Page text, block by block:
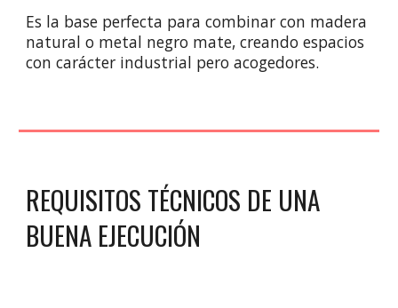
Es la base perfecta para combinar con madera
natural o metal negro mate, creando espacios
con carácter industrial pero acogedores.
REQUISITOS TÉCNICOS DE UNA
BUENA EJECUCIÓN